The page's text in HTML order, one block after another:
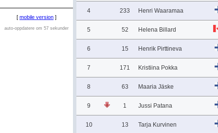
[ mobile version ]
auto-oppdatere om 57 sekunder
4 233 Henri Waaramaa
5 52 Helena Billard
6 15 Henrik Pirttineva
7 171 Kristiina Pokka
8 63 Maaria Jäske
9 1 Jussi Patana
10 13 Tarja Kurvinen